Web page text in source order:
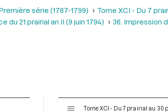
série (1787-1799)
Tome XCI - Du 7
du 21 prairial an II (9 juin 1794) 36. Impression
Tome XCI - Du 7 prairial au 30